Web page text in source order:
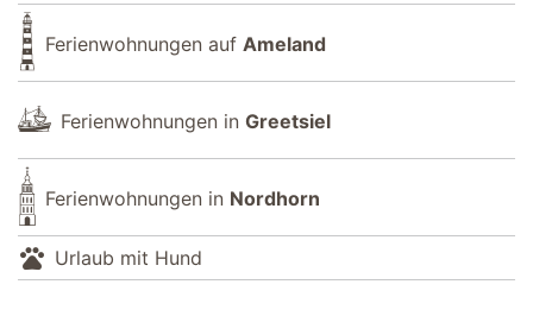
Ferienwohnungen auf Ameland
Ferienwohnungen in Greetsiel
Ferienwohnungen in Nordhorn
pets Urlaub mit Hund